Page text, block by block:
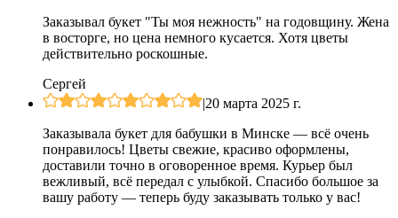
Заказывал букет "Ты моя нежность" на годовщину. Жена
в восторге, но цена немного кусается. Хотя цветы
действительно роскошные.
Сергей
|20 марта 2025 г.
Заказывала букет для бабушки в Минске — всё очень
понравилось! Цветы свежие, красиво оформлены,
доставили точно в оговоренное время. Курьер был
вежливый, всё передал с улыбкой. Спасибо большое за
вашу работу — теперь буду заказывать только у вас!